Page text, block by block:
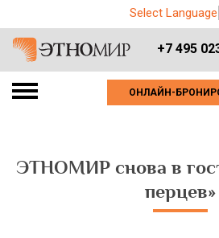
Select Language
+7 495
ОНЛАЙН-
ЭТНОМИР снова в
перцев»